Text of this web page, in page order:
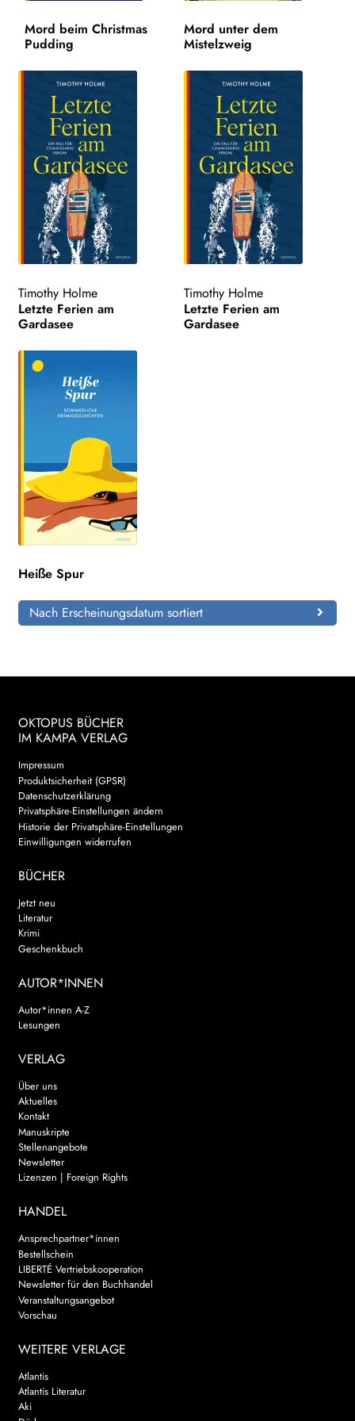
Search:
Mord beim Christmas
Pudding
Mord unter dem
Mistelzweig
Timothy Holme
Letzte Ferien am
Gardasee
Timothy Holme
Letzte Ferien am
Gardasee
Heiße Spur
Nach Erscheinungsdatum sortiert
OKTOPUS BÜCHER
IM KAMPA VERLAG
Impressum
Produktsicherheit (GPSR)
Datenschutzerklärung
Privatsphäre-Einstellungen ändern
Historie der Privatsphäre-Einstellungen
Einwilligungen widerrufen
BÜCHER
Jetzt neu
Literatur
Krimi
Geschenkbuch
AUTOR*INNEN
Autor*innen A-Z
Lesungen
VERLAG
Über uns
Aktuelles
Kontakt
Manuskripte
Stellenangebote
Newsletter
Lizenzen | Foreign Rights
HANDEL
Ansprechpartner*innen
Bestellschein
LIBERTÉ Vertriebskooperation
Newsletter für den Buchhandel
Veranstaltungsangebot
Vorschau
WEITERE VERLAGE
Atlantis
Atlantis Literatur
Aki